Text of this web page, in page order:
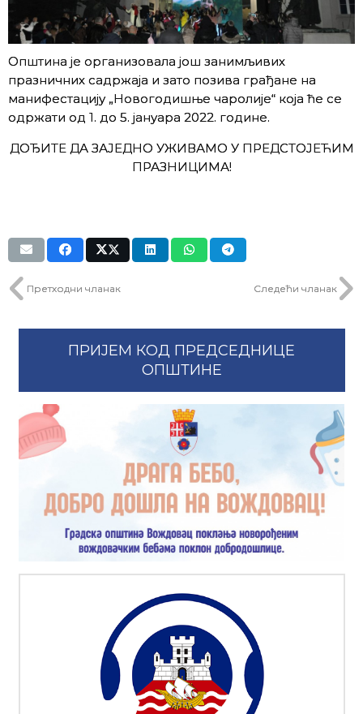
Општина је организовала још занимљивих
празничних садржаја и зато позива грађане на
манифестацију „Новогодишње чаролије“ која ће се
одржати од 1. до 5. јануара 2022. године.
ДОЂИТЕ ДА ЗАЈЕДНО УЖИВАМО У ПРЕДСТОЈЕЋИМ
ПРАЗНИЦИМА!
Претходни чланак Следећи чланак
ПРИЈЕМ КОД ПРЕДСЕДНИЦЕ
ОПШТИНЕ